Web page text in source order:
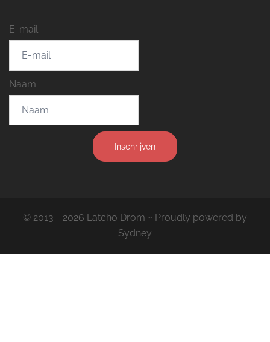
E-mail
Naam
Inschrijven
© 2013 - 2026 Latcho Drom ~ Proudly powered by
Sydney